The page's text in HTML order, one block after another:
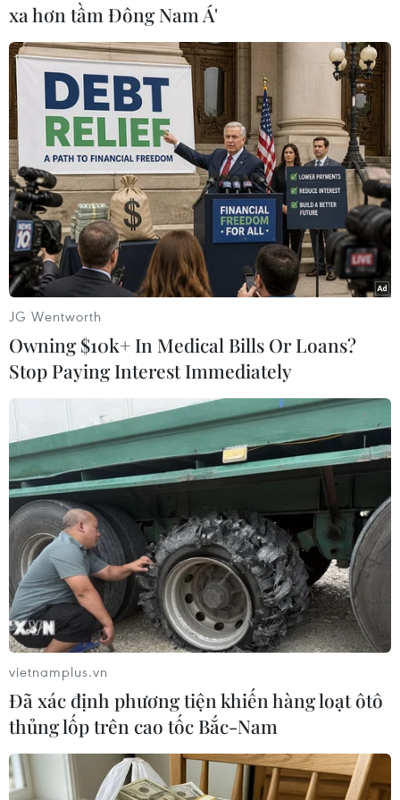
ngoài trong năm 2023, trong khi
Nhật Bản chỉ xuất khẩu dưới 4
triệu xe trong 11 tháng kể từ đầu
năm 2023.
(TTXVN/Vietnam+)
#ôtô Trung Quốc
#thị trường ôtô của Nga
#thương hiệu ôtô Trung Quốc
Trung Quốc
Theo dõi VietnamPlus
TIN LIÊN QUAN
xa hơn tầm Đông Nam Á'
JG Wentworth
Owning $10k+ In Medical Bills Or Loans?
Stop Paying Interest Immediately
vietnamplus.vn
Đã xác định phương tiện khiến hàng loạt ôtô
thủng lốp trên cao tốc Bắc-Nam